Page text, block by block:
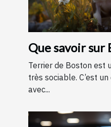
Que savoir sur
Terrier de Boston est
très sociable. C’est
avec...